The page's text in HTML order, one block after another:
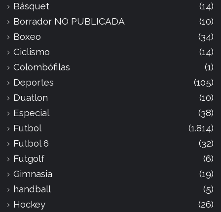
Básquet
(14)
Borrador NO PUBLICADA
(10)
Boxeo
(34)
Ciclismo
(14)
Colombófilas
(1)
Deportes
(105)
Duatlon
(10)
Especial
(38)
Futbol
(1.814)
Futbol 6
(32)
Futgolf
(6)
Gimnasia
(19)
handball
(5)
Hockey
(26)